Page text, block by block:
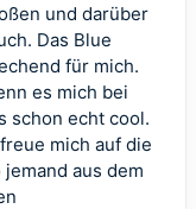
und darüber
Das Blue
für mich.
es mich bei
schon echt cool.
mich auf die
aus dem